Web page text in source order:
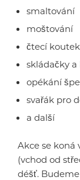
smaltování
moštování
čtecí koutek
skládačky
opékání
svařák pro
a další
Akce se koná
(vchod od
déšť.